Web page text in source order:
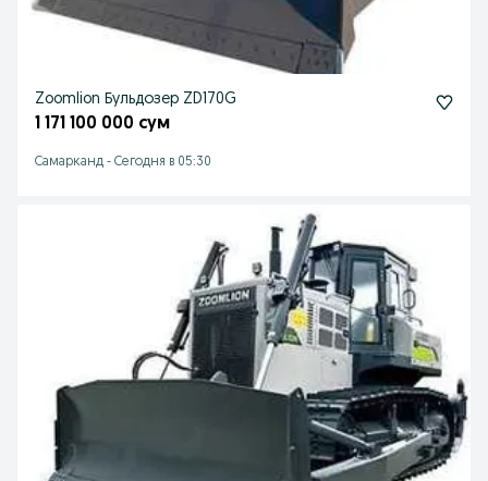
Zoomlion Бульдозер ZD170G
1 171 100 000 сум
Самарканд - Сегодня в 05:30